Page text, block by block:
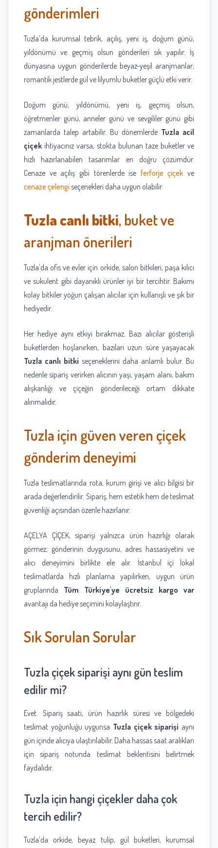
gönderimleri
Tuzla’da kurumsal tebrik, açılış, yeni iş, doğum günü,
yıldönümü ve geçmiş olsun gönderileri sık yapılır. İş
dünyasına uygun gönderilerde beyaz-yeşil aranjmanlar;
romantik jestlerde gül ve lilyumlu buketler güçlü etki verir.
Doğum günü, yıldönümü, yeni iş, geçmiş olsun,
öğretmenler günü, anneler günü ve sevgililer günü gibi
zamanlarda talep artabilir. Bu dönemlerde Tuzla acil
çiçek ihtiyacınız varsa, stokta bulunan taze buketler ve
hızlı hazırlanabilen tasarımlar en doğru çözümdür.
Cenaze ve açılış gibi törenlerde ise ferforje çiçek ve
cenaze çelengi seçenekleri daha uygun olabilir.
Tuzla canlı bitki, buket ve
aranjman önerileri
Tuzla’da ofis ve evler için orkide, salon bitkileri, paşa kılıcı
ve sukulent gibi dayanıklı ürünler iyi bir tercihtir. Bakımı
kolay bitkiler yoğun çalışan alıcılar için kullanışlı ve şık bir
hediyedir.
Her hediye aynı etkiyi bırakmaz. Bazı alıcılar gösterişli
buketlerden hoşlanırken, bazıları uzun süre yaşayacak
Tuzla canlı bitki seçeneklerini daha anlamlı bulur. Bu
nedenle sipariş verirken alıcının yaşı, yaşam alanı, bakım
alışkanlığı ve çiçeğin gönderileceği ortam dikkate
alınmalıdır.
Tuzla için güven veren çiçek
gönderim deneyimi
Tuzla teslimatlarında rota, kurum girişi ve alıcı bilgisi bir
arada değerlendirilir. Sipariş, hem estetik hem de teslimat
güvenliği açısından özenle hazırlanır.
AÇELYA ÇİÇEK, siparişi yalnızca ürün hazırlığı olarak
görmez; gönderinin duygusunu, adres hassasiyetini ve
alıcı deneyimini birlikte ele alır. İstanbul içi lokal
teslimatlarda hızlı planlama yapılırken, uygun ürün
gruplarında Tüm Türkiye'ye ücretsiz kargo var
avantajı da hediye seçimini kolaylaştırır.
Sık Sorulan Sorular
Tuzla çiçek siparişi aynı gün teslim
edilir mi?
Evet. Sipariş saati, ürün hazırlık süresi ve bölgedeki
teslimat yoğunluğu uygunsa Tuzla çiçek siparişi aynı
gün içinde alıcıya ulaştırılabilir. Daha hassas saat aralıkları
için sipariş notunda teslimat beklentisini belirtmek
faydalıdır.
Tuzla için hangi çiçekler daha çok
tercih edilir?
Tuzla’da orkide, beyaz tulip, gül buketleri, kurumsal